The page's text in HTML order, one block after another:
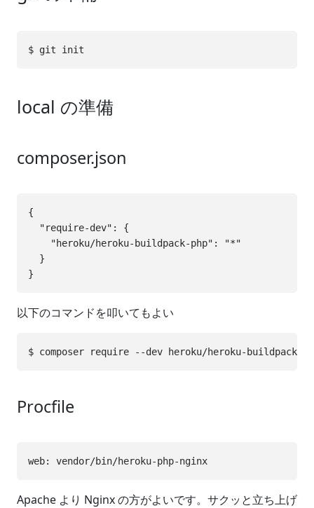
local の準備
composer.json
{
  "require-dev": {
    "heroku/heroku-buildpack-php": "*"
  }
以下のコマンドを叩いてもよい
Procfile
Apache より Nginx の方がよいです。サクッと立ち上げ